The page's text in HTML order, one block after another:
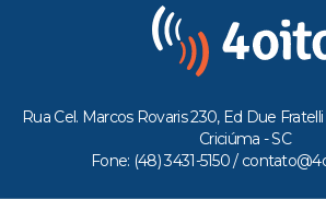
Rua Cel. Marcos Rovaris 230, Ed Due Fratelli
Criciúma - SC
Fone: (48) 3431-5150 /